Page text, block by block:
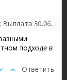
сегодня ожидаем: TDS: дивиденды $0.175; Выплата 30.06.2021
подходе в
Ответить